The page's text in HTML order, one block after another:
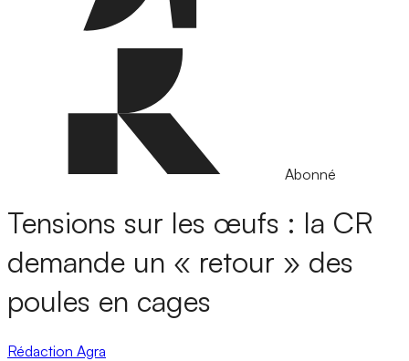
Abonné
Tensions sur les œufs : la CR
demande un « retour » des
poules en cages
Rédaction Agra